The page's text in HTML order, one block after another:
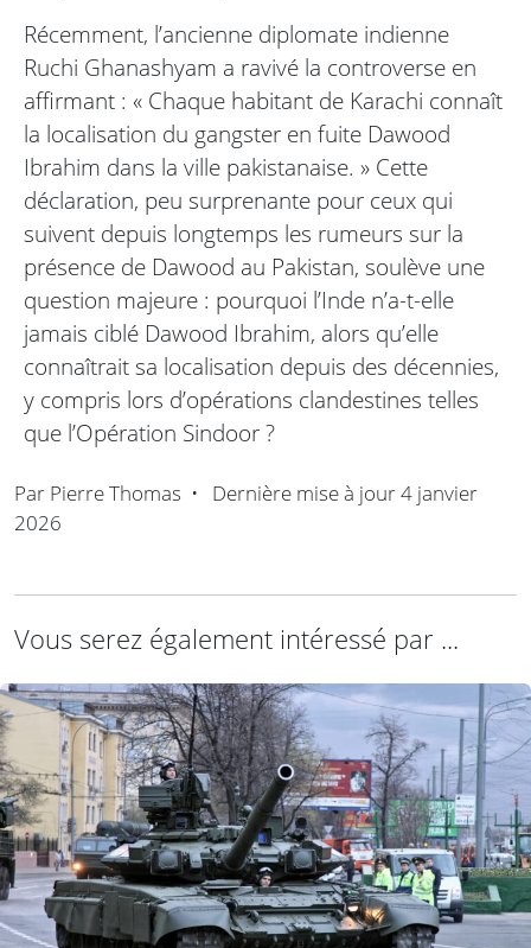
Récemment, l’ancienne diplomate indienne
Ruchi Ghanashyam a ravivé la controverse en
affirmant : « Chaque habitant de Karachi connaît
la localisation du gangster en fuite Dawood
Ibrahim dans la ville pakistanaise. » Cette
déclaration, peu surprenante pour ceux qui
suivent depuis longtemps les rumeurs sur la
présence de Dawood au Pakistan, soulève une
question majeure : pourquoi l’Inde n’a-t-elle
jamais ciblé Dawood Ibrahim, alors qu’elle
connaîtrait sa localisation depuis des décennies,
y compris lors d’opérations clandestines telles
que l’Opération Sindoor ?
Par Pierre Thomas • Dernière mise à jour4 janvier
2026
Vous serez également intéressé par ...